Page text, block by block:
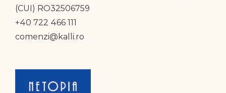
(CUI) RO32506759
+40 722 466 111
comenzi@kalli.ro